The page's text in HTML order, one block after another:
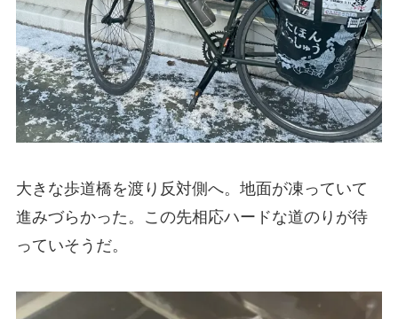
大きな歩道橋を渡り反対側へ。地面が凍っていて
進みづらかった。この先相応ハードな道のりが待
っていそうだ。